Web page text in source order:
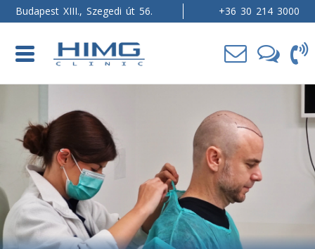
Budapest XIII., Szegedi út 56. +36 30 214 3000
Toggle
navigation